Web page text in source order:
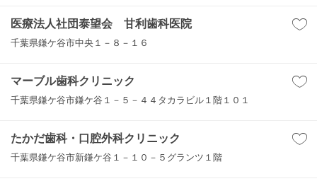
医療法人社団泰望会 甘利歯科医院
千葉県鎌ケ谷市中央１－８－１６
マーブル歯科クリニック
千葉県鎌ケ谷市鎌ケ谷１－５－４４タカラビル１階１０１
たかだ歯科・口腔外科クリニック
千葉県鎌ケ谷市新鎌ケ谷１－１０－５グランツ１階